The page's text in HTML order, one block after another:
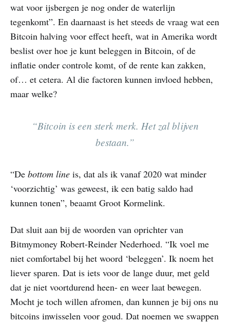
wat voor ijsbergen je nog onder de waterlijn
tegenkomt”. En daarnaast is het steeds de vraag wat een
Bitcoin halving voor effect heeft, wat in Amerika wordt
beslist over hoe je kunt beleggen in Bitcoin, of de
inflatie onder controle komt, of de rente kan zakken,
of… et cetera. Al die factoren kunnen invloed hebben,
maar welke?
“Bitcoin is een sterk merk. Het zal blijven
bestaan.”
“De bottom line is, dat als ik vanaf 2020 wat minder
‘voorzichtig’ was geweest, ik een batig saldo had
kunnen tonen”, beaamt Groot Kormelink.
Dat sluit aan bij de woorden van oprichter van
Bitmymoney Robert-Reinder Nederhoed. “Ik voel me
niet comfortabel bij het woord ‘beleggen’. Ik noem het
liever sparen. Dat is iets voor de lange duur, met geld
dat je niet voortdurend heen- en weer laat bewegen.
Mocht je toch willen afromen, dan kunnen je bij ons nu
bitcoins inwisselen voor goud. Dat noemen we swappen